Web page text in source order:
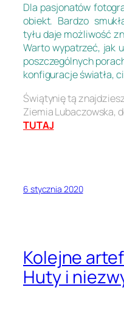
Dla pasjonatów
obiekt. Bardzo
tyłu daje możliwość
Warto wypatrzeć, jak
poszczególnych
konfiguracje światła,
Świątynię tą
Ziemia Lubaczowska,
TUTAJ
6 stycznia 2020
Kolejne
Huty i